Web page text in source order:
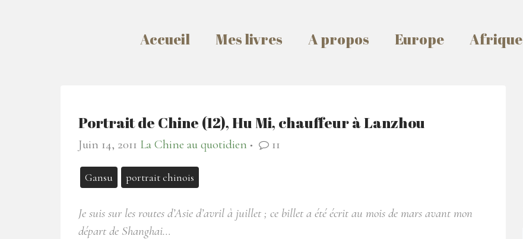
Accueil Mes livres A propos Europe Afrique
Portrait de Chine (12), Hu Mi, chauffeur à Lanzhou
Juin 14, 2011 La Chine au quotidien ● 11
Gansu portrait chinois
Je suis sur les routes d’Asie d’avril à juillet ; ce billet a été écrit au mois de mars avant mon
départ de Shanghai…